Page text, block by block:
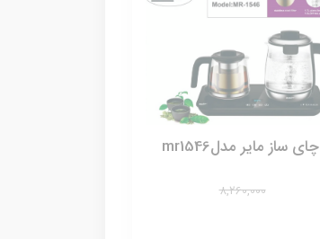
چای ساز مایر مدلmr1546
8,260,000